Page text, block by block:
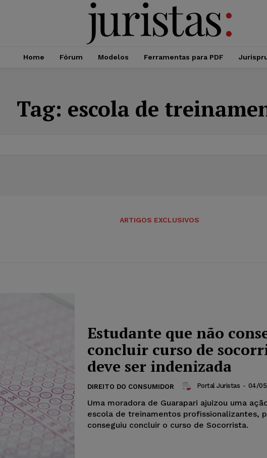
Home Fórum Modelos Ferramentas para PDF
Tag: escola de
ARTIGOS EXCLUSIVOS
Estudante que não
concluir curso de
deve ser indenizada
DIREITO DO CONSUMIDOR Portal Juristas - 04/
Uma moradora de Guarapari ajuizou uma
escola de treinamentos profissionalizantes,
conseguiu concluir o curso de Socorrista.